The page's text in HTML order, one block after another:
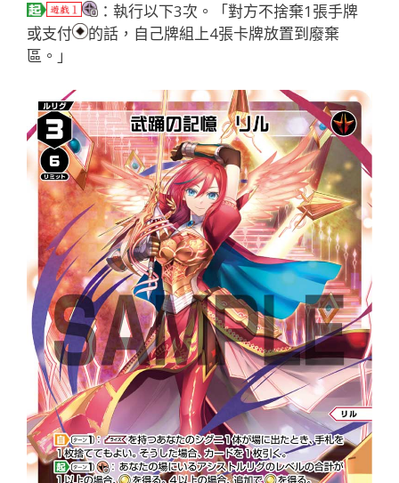
：執行以下3次。「對方不捨棄1張手牌
或支付
的話，自己牌組上4張卡牌放置到廢棄
區。」